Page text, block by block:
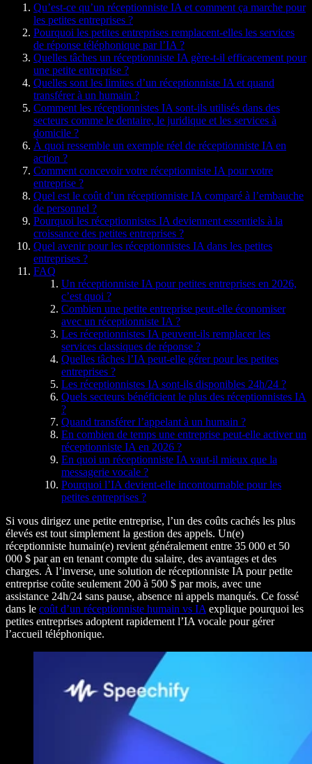
Qu’est-ce qu’un réceptionniste IA et comment ça marche pour
les petites entreprises ?
Pourquoi les petites entreprises remplacent-elles les services
de réponse téléphonique par l’IA ?
Quelles tâches un réceptionniste IA gère-t-il efficacement pour
une petite entreprise ?
Quelles sont les limites d’un réceptionniste IA et quand
transférer à un humain ?
Comment les réceptionnistes IA sont-ils utilisés dans des
secteurs comme le dentaire, le juridique et les services à
domicile ?
À quoi ressemble un exemple réel de réceptionniste IA en
action ?
Comment concevoir votre réceptionniste IA pour votre
entreprise ?
Quel est le coût d’un réceptionniste IA comparé à l’embauche
de personnel ?
Pourquoi les réceptionnistes IA deviennent essentiels à la
croissance des petites entreprises ?
Quel avenir pour les réceptionnistes IA dans les petites
entreprises ?
FAQ
Un réceptionniste IA pour petites entreprises en 2026,
c’est quoi ?
Combien une petite entreprise peut-elle économiser
avec un réceptionniste IA ?
Les réceptionnistes IA peuvent-ils remplacer les
services classiques de réponse ?
Quelles tâches l’IA peut-elle gérer pour les petites
entreprises ?
Les réceptionnistes IA sont-ils disponibles 24h/24 ?
Quels secteurs bénéficient le plus des réceptionnistes IA
?
Quand transférer l’appelant à un humain ?
En combien de temps une entreprise peut-elle activer un
réceptionniste IA en 2026 ?
En quoi un réceptionniste IA vaut-il mieux que la
messagerie vocale ?
Pourquoi l’IA devient-elle incontournable pour les
petites entreprises ?
Si vous dirigez une petite entreprise, l’un des coûts cachés les plus
élevés est tout simplement la gestion des appels. Un(e)
réceptionniste humain(e) revient généralement entre 35 000 et 50
000 $ par an en tenant compte du salaire, des avantages et des
charges. À l’inverse, une solution de réceptionniste IA pour petite
entreprise coûte seulement 200 à 500 $ par mois, avec une
assistance 24h/24 sans pause, absence ni appels manqués. Ce fossé
dans le coût d’un réceptionniste humain vs IA explique pourquoi les
petites entreprises adoptent rapidement l’IA vocale pour gérer
l’accueil téléphonique.